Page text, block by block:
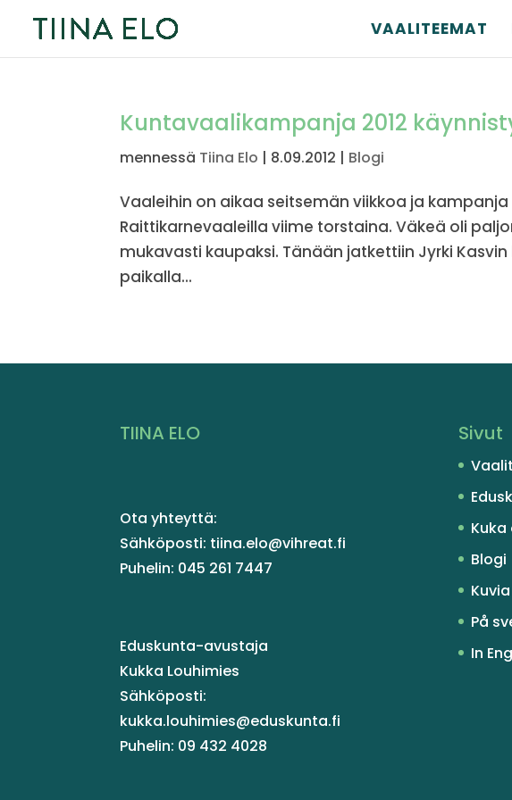
VAALITEEMAT
Kuntavaalikampanja 2012
mennessä Tiina Elo | 8.09.2012 | Blogi
Vaaleihin on aikaa seitsemän viikkoa ja
Raittikarnevaaleilla viime torstaina. Väkeä oli
mukavasti kaupaksi. Tänään jatkettiin Jyrki
paikalla...
TIINA ELO
Ota yhteyttä:
Sähköposti: tiina.elo@vihreat.fi
Puhelin: 045 261 7447
Eduskunta-avustaja
Kukka Louhimies
Sähköposti:
kukka.louhimies@eduskunta.fi
Puhelin: 09 432 4028
Sivut
Kuka
Blogi
Kuvia
På
In